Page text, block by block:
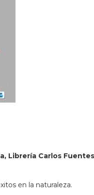
Librería Carlos Fuentes
en la naturaleza.